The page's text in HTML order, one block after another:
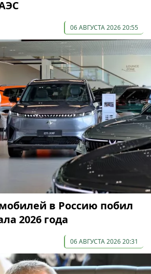
06 АВГУСТА 2026 20:55
в Россию побил
2026 года
06 АВГУСТА 2026 20:31